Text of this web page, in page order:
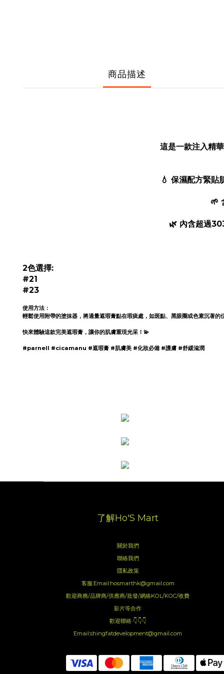
商品描述
這是一款注入精
💧 保濕配方緊
🌱
🌿 內含超過
2色選擇:
#21
#23
使用方法：
輕鬆使用附帶的塗抹器，將適量遮瑕膏點在瑕疵處，如斑點、黑眼圈或色素沉著
快來體驗這款完美遮瑕膏，讓你的肌膚重現光采！💫
#parnell #cicamanu #遮瑕膏 #肌膚美 #化妝必備 #護膚 #舒緩滋潤
了解Ho'S Mart
關於我們
聯絡我們
隱私政策
客服:Email:hosmarthk@gmail.com
歡迎商務/品牌商/供應商/批發/網絡KOL/KOC/收費
影片等合作
歡迎聯絡 👇👇👇
Email:shingfatdevelopment@gmail.com